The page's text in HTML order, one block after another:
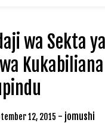
wa Sekta
12, 2015 - jomushi